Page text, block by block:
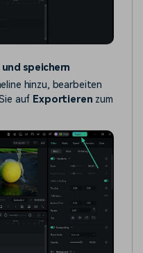
speichern
hinzu, bearbeiten
auf Exportieren zum